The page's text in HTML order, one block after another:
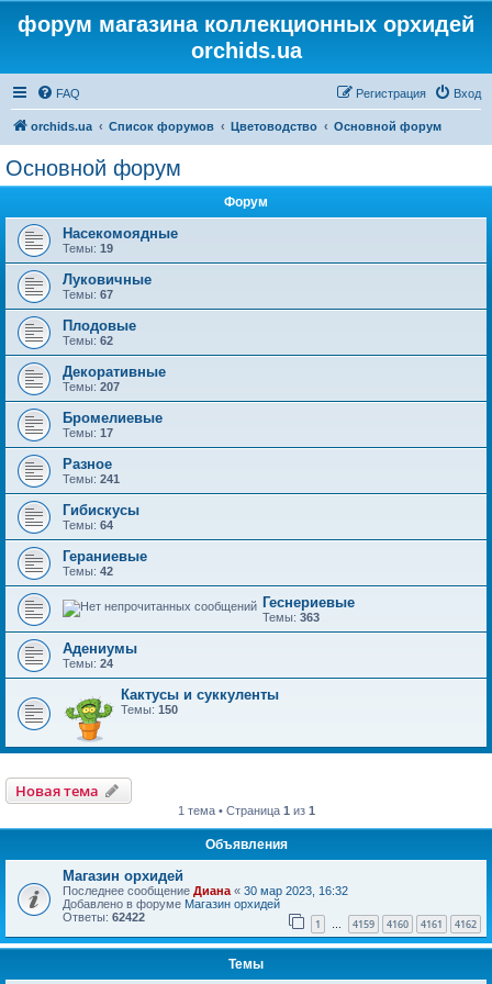
форум магазина коллекционных орхидей
orchids.ua
FAQ Вход
Регистрация
orchids.ua Список форумов Цветоводство Основной форум
Основной форум
Форум
Насекомоядные
Темы: 19
Луковичные
Темы: 67
Плодовые
Темы: 62
Декоративные
Темы: 207
Бромелиевые
Темы: 17
Разное
Темы: 241
Гибискусы
Темы: 64
Гераниевые
Темы: 42
Геснериевые
Темы: 363
Адениумы
Темы: 24
Кактусы и суккуленты
Темы: 150
Новая тема
1 тема • Страница 1 из 1
Объявления
Магазин орхидей
Последнее сообщение Диана « 30 мар 2023, 16:32
Добавлено в форуме Магазин орхидей
Ответы: 62422 1 … 4159 4160 4161 4162
Темы